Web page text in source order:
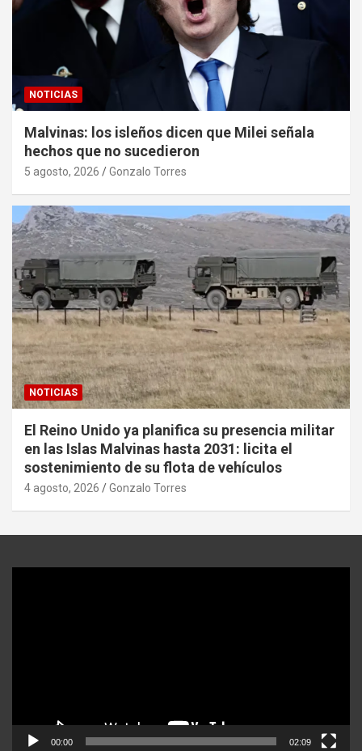
NOTICIAS
Malvinas: los isleños dicen que Milei señala
hechos que no sucedieron
5 agosto, 2026 Gonzalo Torres
NOTICIAS
El Reino Unido ya planifica su presencia militar
en las Islas Malvinas hasta 2031: licita el
sostenimiento de su flota de vehículos
4 agosto, 2026 Gonzalo Torres
00:00 02:09